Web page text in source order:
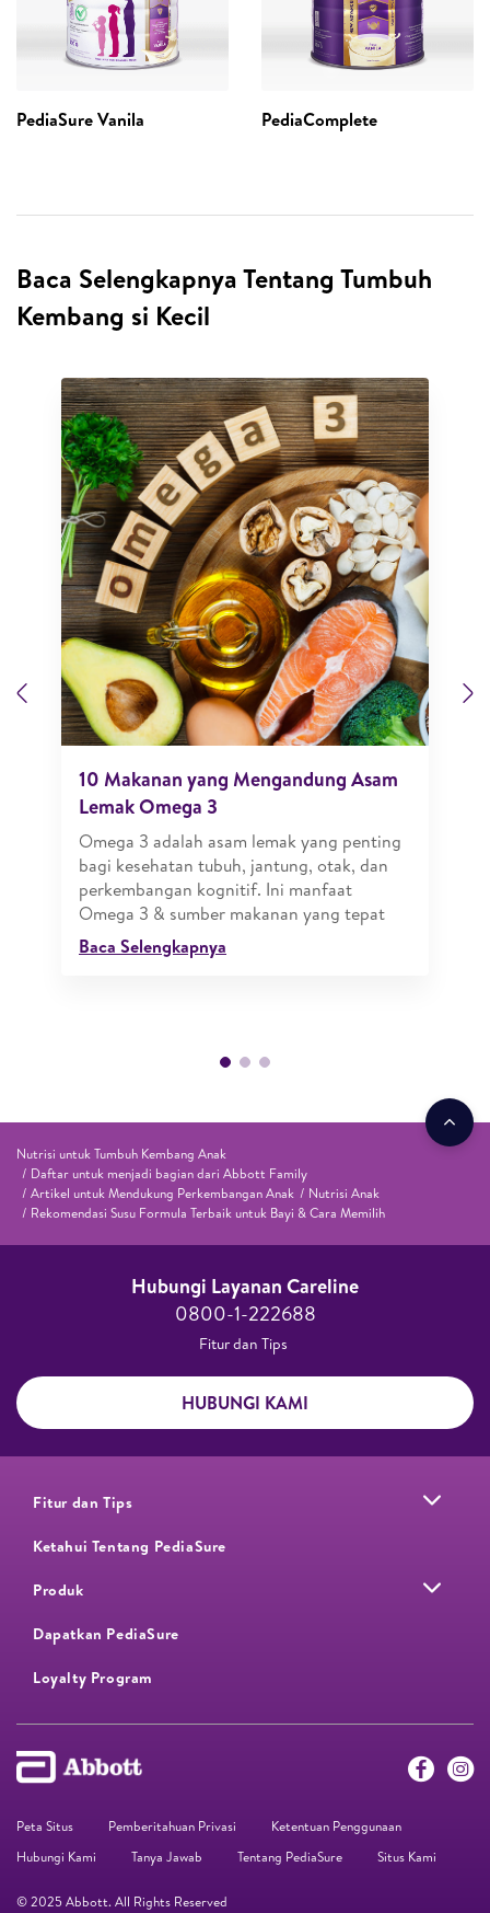
PediaSure Vanila PediaComplete
Baca Selengkapnya Tentang Tumbuh
Kembang si Kecil
Previous
10 Makanan yang Mengandung Asam
Lemak Omega 3
Omega 3 adalah asam lemak yang penting
bagi kesehatan tubuh, jantung, otak, dan
perkembangan kognitif. Ini manfaat
Omega 3 & sumber makanan yang tepat
Baca Selengkapnya
Nutrisi untuk Tumbuh Kembang Anak
Daftar untuk menjadi bagian dari Abbott Family
Artikel untuk Mendukung Perkembangan Anak
Nutrisi Anak
Rekomendasi Susu Formula Terbaik untuk Bayi & Cara Memilih
Hubungi Layanan Careline​
0800-1-222688​
Fitur dan Tips ​
HUBUNGI KAMI
Fitur dan Tips
Ketahui Tentang PediaSure
Produk
Dapatkan PediaSure
Loyalty Program​
Peta Situs Pemberitahuan Privasi
Ketentuan Penggunaan
Hubungi Kami
Tanya Jawab Tentang PediaSure Situs Kami
© 2025 Abbott. All Rights Reserved